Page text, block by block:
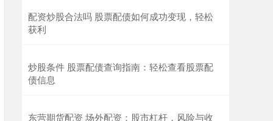
配资炒股合法吗 股票配债如何成功变现，轻松
获利
炒股条件 股票配债查询指南：轻松查看股票配
债信息
东营期货配资 场外配资：股市杠杆，风险与收